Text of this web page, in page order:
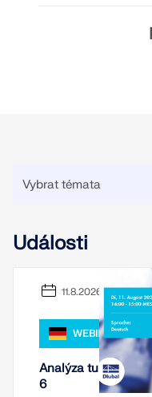
Události
11.8.2026
WEBINÁŘ
Analýza tuhosti
6